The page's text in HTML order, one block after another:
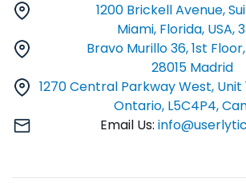
1200 Brickell Avenue,
Miami, Florida, USA,
Bravo Murillo 36, 1st
28015 Madrid
1270 Central Parkway West, Unit
Ontario, L5C4P4,
Email Us: